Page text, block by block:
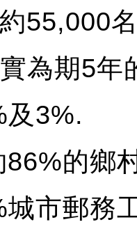
55,000
為期5年
及3%.
的鄉
市郵務